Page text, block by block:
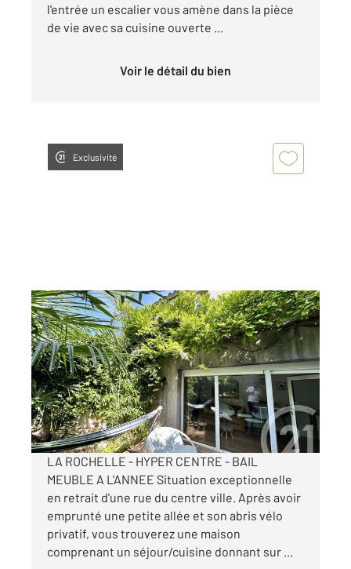
l'entrée un escalier vous amène dans la pièce
de vie avec sa cuisine ouverte ...
Voir le détail du bien
Exclusivité
LA ROCHELLE 17
26,72 m2, 2 pièces
Ref : 22270
Appartement T2 Duplex à louer
925 €
par mois charges comprises
LA ROCHELLE - HYPER CENTRE - BAIL
MEUBLE A L'ANNEE Situation exceptionnelle
en retrait d'une rue du centre ville. Après avoir
emprunté une petite allée et son abris vélo
privatif, vous trouverez une maison
comprenant un séjour/cuisine donnant sur ...